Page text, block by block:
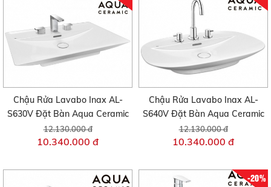
Chậu Rửa Lavabo Inax AL-
S630V Đặt Bàn Aqua Ceramic
12.130.000 đ
10.340.000 đ
Chậu Rửa Lavabo Inax AL-
S640V Đặt Bàn Aqua Ceramic
12.130.000 đ
10.340.000 đ
-20%